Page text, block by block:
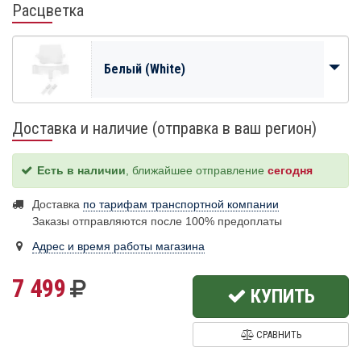
Расцветка
Белый (White)
Доставка и наличие (отправка в ваш регион)
Есть в наличии , ближайшее отправление сегодня
Доставка по тарифам транспортной компании
Заказы отправляются после 100% предоплаты
Адрес и время работы магазина
7 499 КУПИТЬ
СРАВНИТЬ